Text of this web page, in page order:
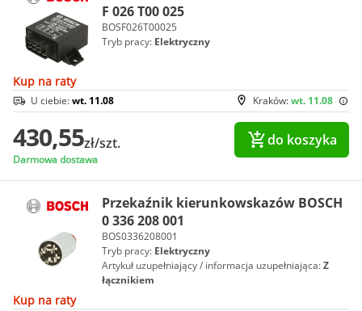
F 026 T00 025
BOSF026T00025
Tryb pracy: Elektryczny
Kup na raty
Kraków:wt. 11.08
U ciebie:wt. 11.08
430,55zł/szt.
Darmowa dostawa
do koszyka
Przekaźnik kierunkowskazów BOSCH
0 336 208 001
BOS0336208001
Tryb pracy: Elektryczny
Artykuł uzupełniający / informacja uzupełniająca:Z
łącznikiem
Kup na raty